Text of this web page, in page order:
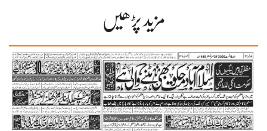
مزید پڑھیں